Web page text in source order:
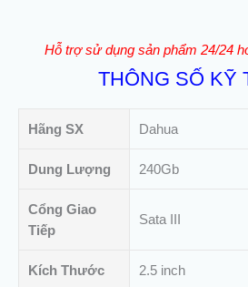
Hỗ trợ sử dụng sản phẩm 24/24
THÔNG SỐ KỸ
Hãng SX Dahua
Dung Lượng 240Gb
Cổng Giao
Tiếp
Sata III
Kích Thước 2.5 inch